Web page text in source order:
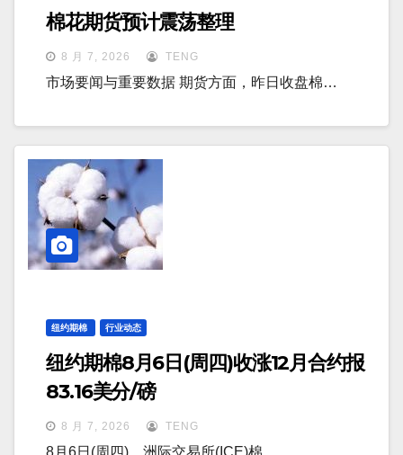
棉花期货预计震荡整理
8 月 7, 2026 TENG
市场要闻与重要数据 期货方面，昨日收盘棉…
纽约期棉 行业动态
纽约期棉8月6日(周四)收涨12月合约报
83.16美分/磅
8 月 7, 2026 TENG